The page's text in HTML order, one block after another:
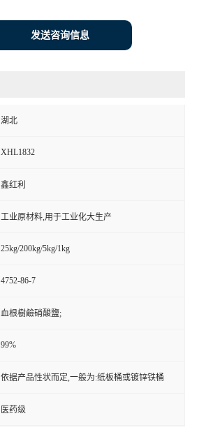
发送咨询信息
湖北
XHL1832
鑫红利
工业原材料,用于工业化大生产
25kg/200kg/5kg/1kg
4752-86-7
血根樹鹼硝酸鹽;
99%
依据产品性状而定,一般为:纸板桶或镀锌铁桶
医药级